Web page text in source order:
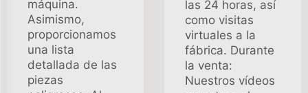
máquina.
Asimismo,
proporcionamos
una lista
detallada de las
piezas
las 24 horas, así
como visitas
virtuales a la
fábrica. Durante
la venta:
Nuestros vídeos